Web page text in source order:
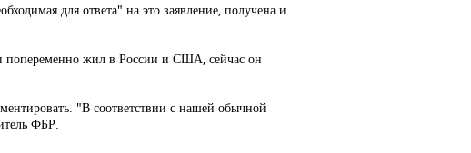
для ответа" на это заявление, получена и
попеременно жил в России и США, сейчас он
"В соответствии с нашей обычной
ФБР.